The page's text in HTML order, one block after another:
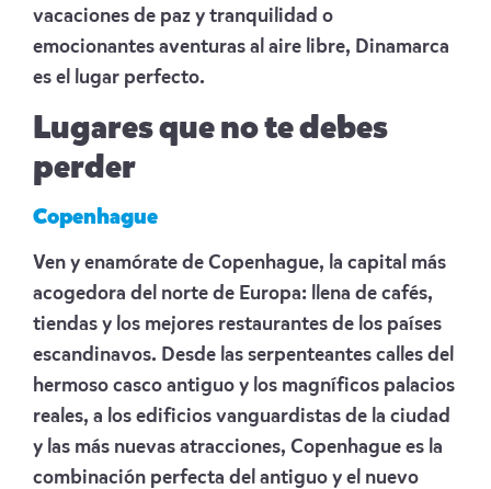
vacaciones de paz y tranquilidad o
emocionantes aventuras al aire libre, Dinamarca
es el lugar perfecto.
Lugares que no te debes
perder
Copenhague
Ven y enamórate de Copenhague, la capital más
acogedora del norte de Europa: llena de cafés,
tiendas y los mejores restaurantes de los países
escandinavos. Desde las serpenteantes calles del
hermoso casco antiguo y los magníficos palacios
reales, a los edificios vanguardistas de la ciudad
y las más nuevas atracciones, Copenhague es la
combinación perfecta del antiguo y el nuevo